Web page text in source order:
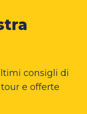
consigli di
e offerte